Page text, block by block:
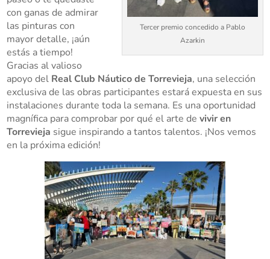
Tercer premio concedido a Pablo
Azarkin
con ganas de admirar
las pinturas con
mayor detalle, ¡aún
estás a tiempo!
Gracias al valioso
apoyo del Real Club Náutico de Torrevieja, una selección
exclusiva de las obras participantes estará expuesta en sus
instalaciones durante toda la semana. Es una oportunidad
magnífica para comprobar por qué el arte devivir en
Torrevieja sigue inspirando a tantos talentos. ¡Nos vemos
en la próxima edición!